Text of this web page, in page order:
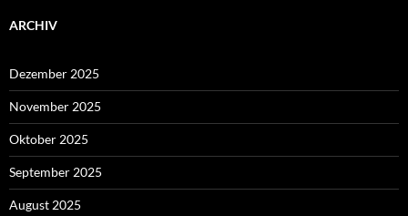
ARCHIV
Dezember 2025
November 2025
Oktober 2025
September 2025
August 2025